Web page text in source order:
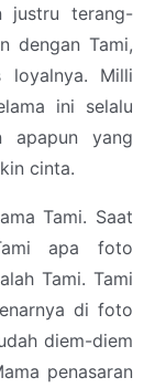
justru terang-
dengan Tami,
loyalnya. Milli
ini selalu
apapun yang
cinta.
Tami. Saat
apa foto
Tami. Tami
di foto
diem-diem
penasaran